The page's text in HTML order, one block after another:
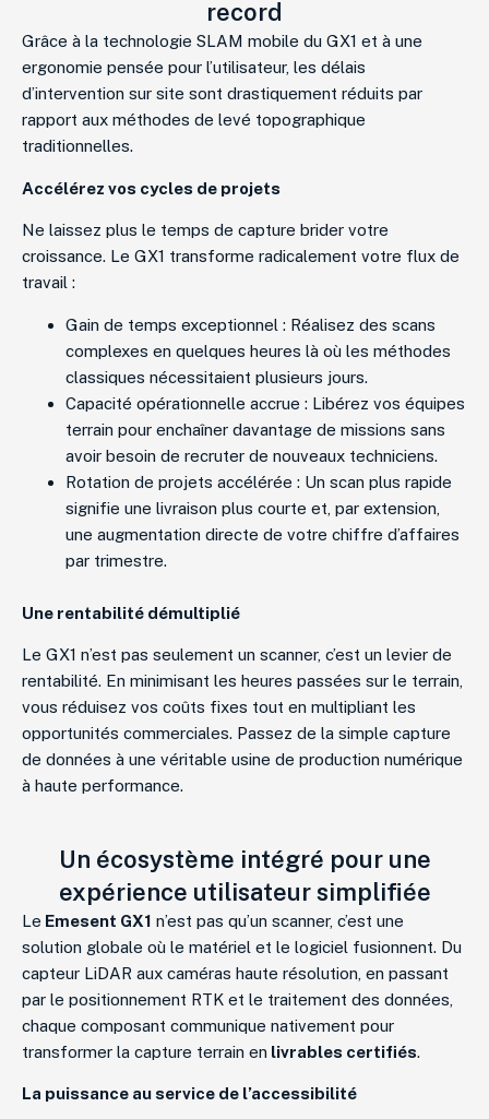
record
Grâce à la technologie SLAM mobile du GX1 et à une
ergonomie pensée pour l’utilisateur, les délais
d’intervention sur site sont drastiquement réduits par
rapport aux méthodes de levé topographique
traditionnelles.
Accélérez vos cycles de projets
Ne laissez plus le temps de capture brider votre
croissance. Le GX1 transforme radicalement votre flux de
travail :
Gain de temps exceptionnel : Réalisez des scans
complexes en quelques heures là où les méthodes
classiques nécessitaient plusieurs jours.
Capacité opérationnelle accrue : Libérez vos équipes
terrain pour enchaîner davantage de missions sans
avoir besoin de recruter de nouveaux techniciens.
Rotation de projets accélérée : Un scan plus rapide
signifie une livraison plus courte et, par extension,
une augmentation directe de votre chiffre d’affaires
par trimestre.
Une rentabilité démultiplié
Le GX1 n’est pas seulement un scanner, c’est un levier de
rentabilité. En minimisant les heures passées sur le terrain,
vous réduisez vos coûts fixes tout en multipliant les
opportunités commerciales. Passez de la simple capture
de données à une véritable usine de production numérique
à haute performance.
Un écosystème intégré pour une
expérience utilisateur simplifiée
Le Emesent GX1 n’est pas qu’un scanner, c’est une
solution globale où le matériel et le logiciel fusionnent. Du
capteur LiDAR aux caméras haute résolution, en passant
par le positionnement RTK et le traitement des données,
chaque composant communique nativement pour
transformer la capture terrain en livrables certifiés.
La puissance au service de l’accessibilité